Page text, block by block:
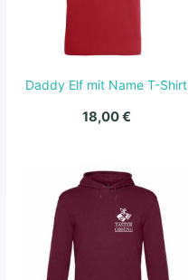
Daddy Elf mit Name T-Shirt
18,00€